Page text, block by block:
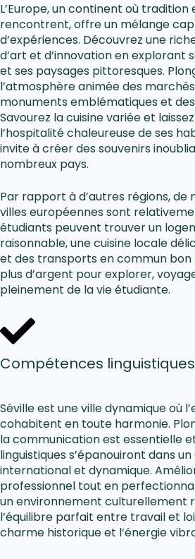
L’Europe, un continent où
rencontrent, offre un mélange
d’expériences. Découvrez une
d’art et d’innovation en explorant
et ses paysages pittoresques.
l’atmosphère animée des
monuments emblématiques et
Savourez la cuisine variée et
l’hospitalité chaleureuse de ses
invite à créer des souvenirs
nombreux pays.
Par rapport à d’autres régions, de
villes européennes sont
étudiants peuvent trouver un
raisonnable, une cuisine locale
et des transports en commun bon
plus d’argent pour explorer,
pleinement de la vie étudiante.
Compétences linguistiques
Séville est une ville dynamique où
cohabitent en toute harmonie.
la communication est essentielle
linguistiques s’épanouiront dans
international et dynamique.
professionnel tout en
un environnement culturellement
l’équilibre parfait entre travail et
charme historique et l’énergie